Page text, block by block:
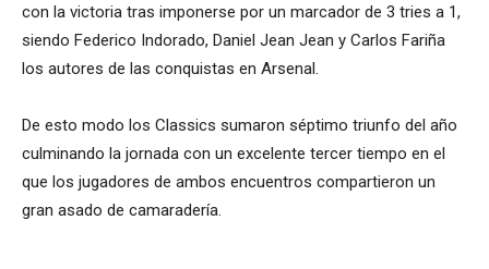
con la victoria tras imponerse por un marcador de 3 tries a 1,
siendo Federico Indorado, Daniel Jean Jean y Carlos Fariña
los autores de las conquistas en Arsenal.
De esto modo los Classics sumaron séptimo triunfo del año
culminando la jornada con un excelente tercer tiempo en el
que los jugadores de ambos encuentros compartieron un
gran asado de camaradería.